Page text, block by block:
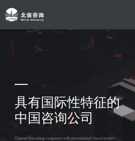
具有国际性特征的
中国咨询公司
Chinese consulting companies with international characteristics